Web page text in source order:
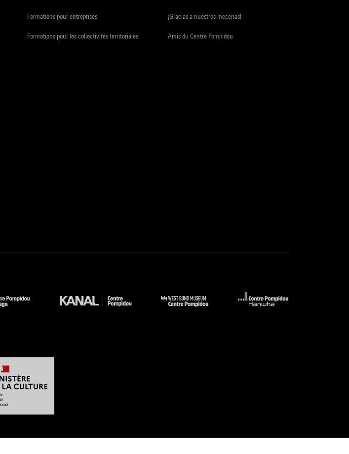
Formations pour entreprises
Formations pour les collectivités territoriales
¡Gracias a nuestros mecenas!
Amis du Centre Pompidou